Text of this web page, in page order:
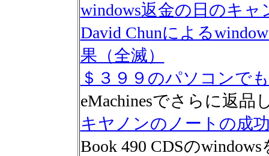
windows返金の日のキ
David Chunによる
果（全滅）
＄３９９のパソコンで
eMachinesでさらに返品
キヤノンのノートの成
Book 490 CDSのwindows